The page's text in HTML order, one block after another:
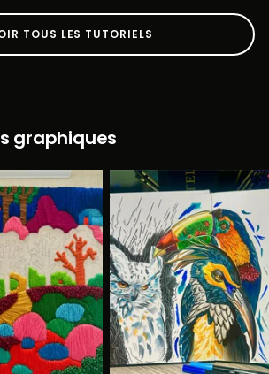
TOUS LES TUTORIELS
graphiques